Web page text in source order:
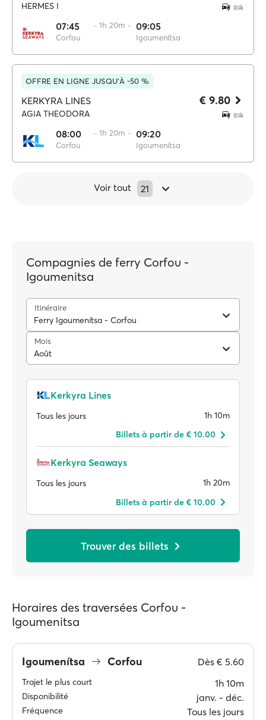
HERMES I
07:45
Corfou
·· 1h 20m ·· 09:05
Igoumenítsa
OFFRE EN LIGNE JUSQU'À -50 %
KERKYRA LINES
AGIA THEODORA
08:00
Corfou
·· 1h 20m ·· 09:20
Igoumenítsa
€ 9.80
Voir tout 21
Compagnies de ferry Corfου -
Igοumenitsa
Itinéraire
Ferry Igoumenítsa - Corfou
Mois
Août
Kerkyra Lines
Tous les jours
1h 10m
Billets à partir de € 10.00
Kerkyra Seaways
Tous les jours
1h 20m
Billets à partir de € 10.00
Trouver des billets
Horaires des traversées Corfου -
Igοumenitsa
Igoumenítsa Corfou Dès € 5.60
Trajet le plus court 1h 10m
Disponibilité janv. ‐ déc.
Fréquence Tous les jours